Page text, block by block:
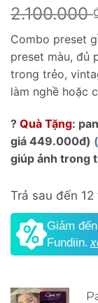
dựa trên
đánh giá
2.100.000
Combo preset
preset màu, đủ
trong trẻo,
làm nghề hoặc
? Quà Tặng:
giá 449.000đ)
giúp ảnh trong
Trả sau đến 12
Giảm đến
Fundiin.